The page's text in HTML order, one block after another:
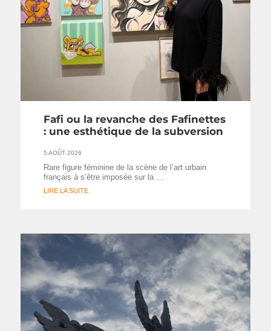
Fafi ou la revanche des Fafinettes
: une esthétique de la subversion
5 AOÛT 2026
Rare figure féminine de la scène de l’art urbain
français à s’être imposée sur la …
LIRE LA SUITE